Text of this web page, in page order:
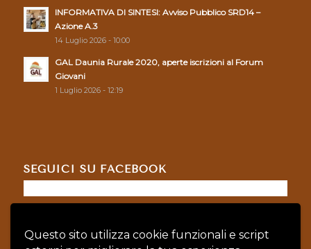
Questo sito utilizza cookie funzionali e script
INFORMATIVA DI SINTESI: Avviso Pubblico SRD14 –
Azione A.3
14 Luglio 2026 - 10:00
GAL Daunia Rurale 2020, aperte iscrizioni al Forum
Giovani
1 Luglio 2026 - 12:19
SEGUICI SU FACEBOOK